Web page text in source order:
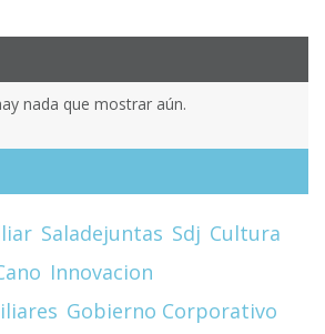
nada que mostrar aún.
Saladejuntas Sdj Cultura
Innovacion
Gobierno Corporativo